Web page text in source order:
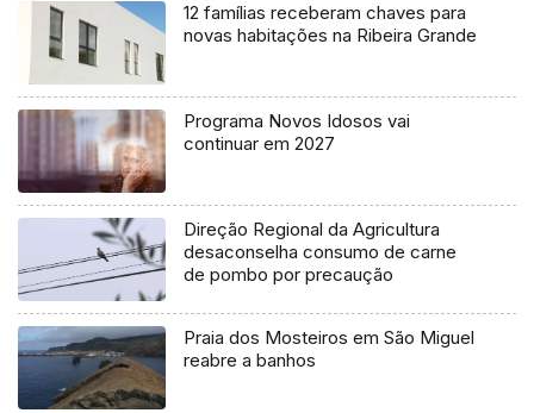
12 famílias receberam chaves para
novas habitações na Ribeira Grande
Programa Novos Idosos vai
continuar em 2027
Direção Regional da Agricultura
desaconselha consumo de carne
de pombo por precaução
Praia dos Mosteiros em São Miguel
reabre a banhos